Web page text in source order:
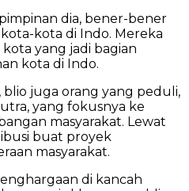
dia, bener-bener
kota di Indo. Mereka
yang jadi bagian
kota di Indo.
juga orang yang peduli,
yang fokusnya ke
masyarakat. Lewat
buat proyek
masyarakat.
di kancah